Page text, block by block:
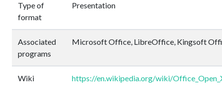
Type of
format
Presentation
Associated
programs
Microsoft Office, LibreOffice, Kingsoft
Wiki https://en.wikipedia.org/wiki/